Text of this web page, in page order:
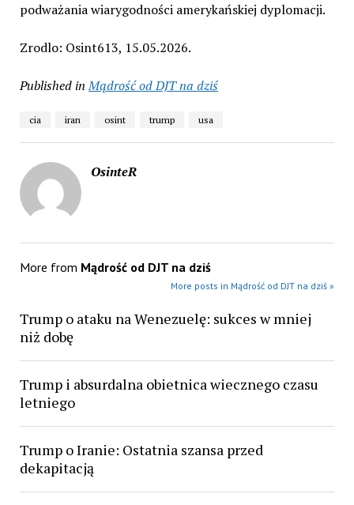
podważania wiarygodności amerykańskiej dyplomacji.
Zrodlo: Osint613, 15.05.2026.
Published in Mądrość od DJT na dziś
cia iran osint trump usa
OsinteR
More from Mądrość od DJT na dziś
More posts in Mądrość od DJT na dziś »
Trump o ataku na Wenezuelę: sukces w mniej
niż dobę
Trump i absurdalna obietnica wiecznego czasu
letniego
Trump o Iranie: Ostatnia szansa przed
dekapitacją